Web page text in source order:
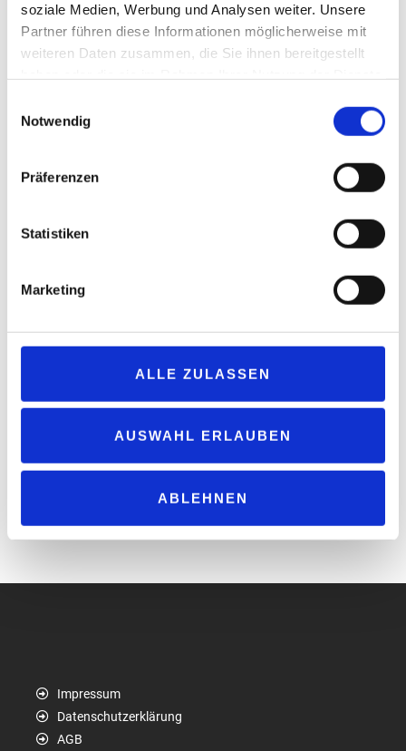
soziale Medien, Werbung und Analysen weiter. Unsere
Partner führen diese Informationen möglicherweise mit
weiteren Daten zusammen, die Sie ihnen bereitgestellt
Notwendig
Präferenzen
Statistiken
Marketing
ALLE ZULASSEN
AUSWAHL ERLAUBEN
ABLEHNEN
E-Mail*
Anti-Roboter-Verifizierung
Impressum
Datenschutzerklärung
AGB